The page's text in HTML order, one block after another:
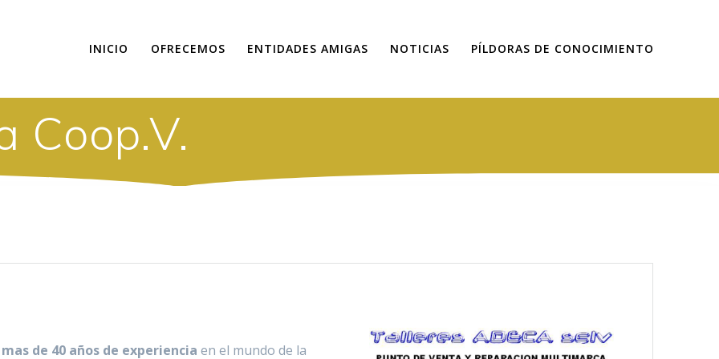
INICIO OFRECEMOS ENTIDADES AMIGAS NOTICIAS PÍLDORAS DE CONOCIMIENTO
Coop.V.
mas de 40 años de experiencia en el mundo de la